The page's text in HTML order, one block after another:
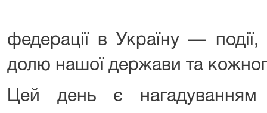
федерації в Україну —
долю нашої держави та
Цей день є нагадуванням